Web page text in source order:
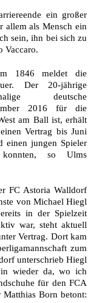
ein großer
allem als Mensch ein
sein, ihn bei sich zu
Vaccaro.
1846 meldet die
Der 20-jährige
deutsche
2016 für die
am Ball ist, erhält
Vertrag bis Juni
einen jungen Spieler
so Ulms
FC Astoria Walldorf
von Michael Hiegl
in der Spielzeit
war, steht aktuell
Vertrag. Dort kam
zum
unterschrieb Hiegl
wieder da, wo ich
für den FCA
Matthias Born betont: